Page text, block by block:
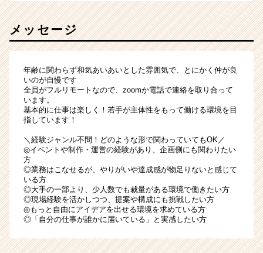
メッセージ
年齢に関わらず和気あいあいとした雰囲気で、とにかく仲が良
いのが自慢です
全員がフルリモートなので、zoomか電話で連絡を取り合って
います。
基本的に仕事は楽しく！若手が主体性をもって働ける環境を目
指しています！
＼経験ジャンル不問！どのような形で関わっていてもOK／
◎イベントや制作・運営の経験があり、企画側にも関わりたい
方
◎業務はこなせるが、やりがいや達成感が物足りないと感じて
いる方
◎大手の一部より、少人数でも裁量がある環境で働きたい方
◎現場経験を活かしつつ、提案や構成にも挑戦したい方
◎もっと自由にアイデアを出せる環境を求めている方
◎「自分の仕事が誰かに届いている」と実感したい方